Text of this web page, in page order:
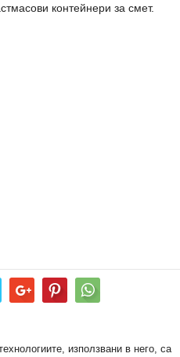
контейнери за смет.
използвани в него, са